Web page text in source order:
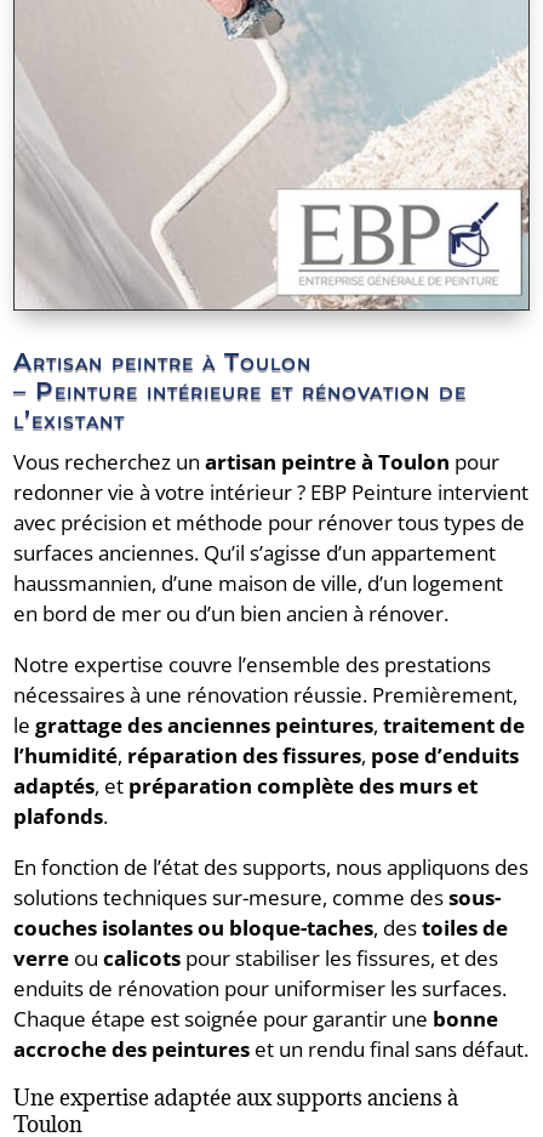
Artisan peintre à Toulon
– Peinture intérieure et rénovation de
l’existant
Vous recherchez unartisan peintre à Toulon pour
redonner vie à votre intérieur ? EBP Peinture intervient
avec précision et méthode pour rénover tous types de
surfaces anciennes. Qu’il s’agisse d’un appartement
haussmannien, d’une maison de ville, d’un logement
en bord de mer ou d’un bien ancien à rénover.
Notre expertise couvre l’ensemble des prestations
nécessaires à une rénovation réussie. Premièrement,
legrattage des anciennes peintures,traitement de
l’humidité, réparation des fissures, pose d’enduits
adaptés, et préparation complète des murs et
plafonds.
En fonction de l’état des supports, nous appliquons des
solutions techniques sur-mesure, comme dessous-
couches isolantes ou bloque-taches, destoiles de
verre oucalicots pour stabiliser les fissures, et des
enduits de rénovation pour uniformiser les surfaces.
Chaque étape est soignée pour garantir une bonne
accroche des peintures et un rendu final sans défaut.
Une expertise adaptée aux supports anciens à
Toulon